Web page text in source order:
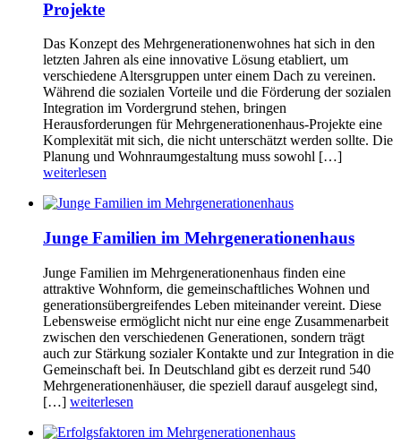
Projekte
Das Konzept des Mehrgenerationenwohnes hat sich in den
letzten Jahren als eine innovative Lösung etabliert, um
verschiedene Altersgruppen unter einem Dach zu vereinen.
Während die sozialen Vorteile und die Förderung der sozialen
Integration im Vordergrund stehen, bringen
Herausforderungen für Mehrgenerationenhaus-Projekte eine
Komplexität mit sich, die nicht unterschätzt werden sollte. Die
Planung und Wohnraumgestaltung muss sowohl […]
weiterlesen
Junge Familien im Mehrgenerationenhaus
Junge Familien im Mehrgenerationenhaus finden eine
attraktive Wohnform, die gemeinschaftliches Wohnen und
generationsübergreifendes Leben miteinander vereint. Diese
Lebensweise ermöglicht nicht nur eine enge Zusammenarbeit
zwischen den verschiedenen Generationen, sondern trägt
auch zur Stärkung sozialer Kontakte und zur Integration in die
Gemeinschaft bei. In Deutschland gibt es derzeit rund 540
Mehrgenerationenhäuser, die speziell darauf ausgelegt sind,
[…] weiterlesen